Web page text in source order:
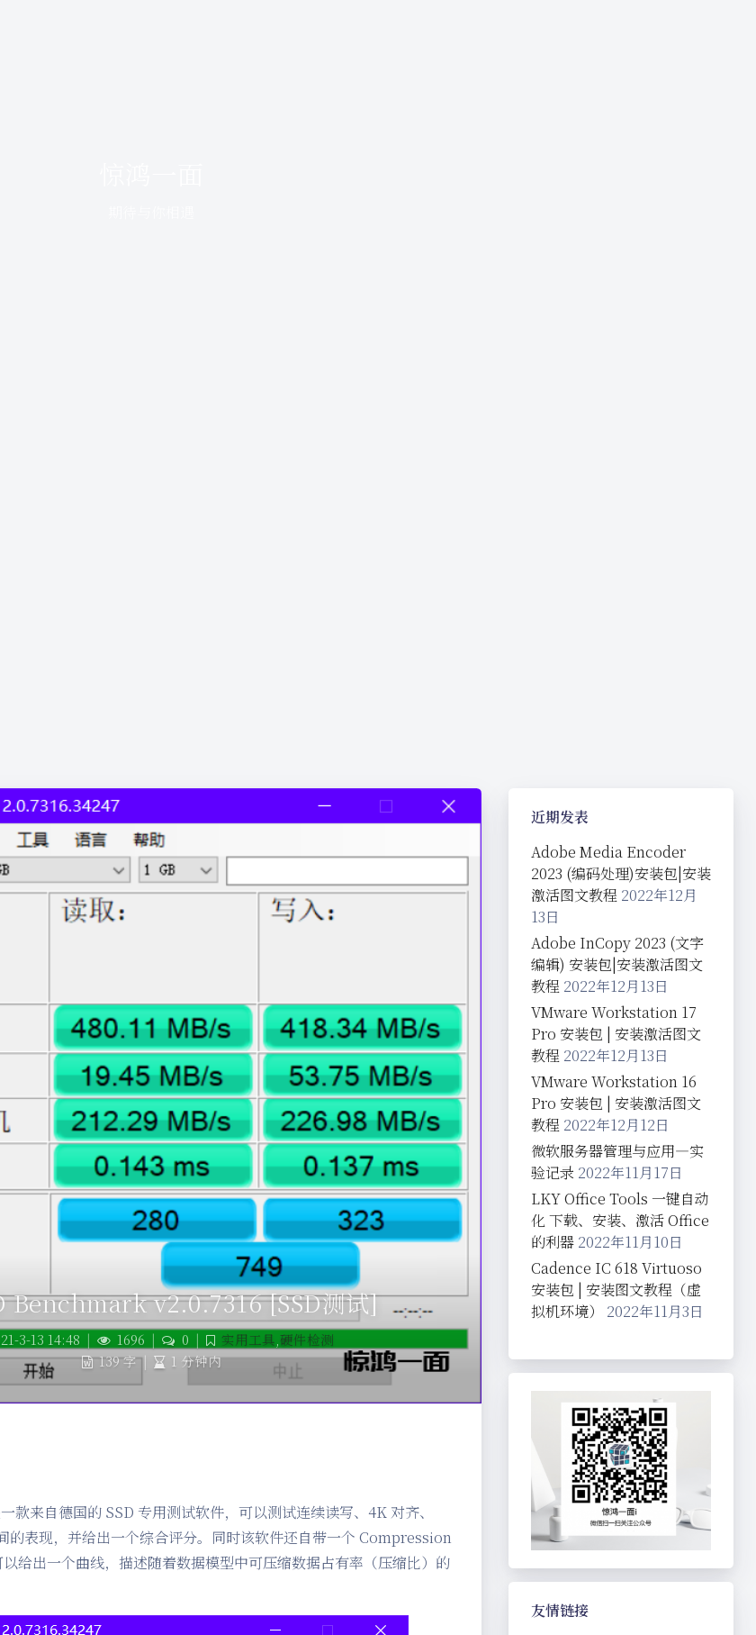
近期发表
Adobe Media Encoder
2023 (编码处理)安装包|安装
激活图文教程 2022年12月
13日
Adobe InCopy 2023 (文字
编辑) 安装包|安装激活图文
教程 2022年12月13日
VMware Workstation 17
Pro 安装包 | 安装激活图文
教程 2022年12月13日
VMware Workstation 16
Pro 安装包 | 安装激活图文
教程 2022年12月12日
微软服务器管理与应用—实
验记录 2022年11月17日
LKY Office Tools 一键自动
化 下载、安装、激活 Office
的利器 2022年11月10日
Cadence IC 618 Virtuoso
安装包 | 安装图文教程（虚
拟机环境）
2022年11月3日
友情链接
Benchmark v2.0.7316 [SSD测试]
3-13 14:48 | 1696 | 0 | 实用工具,硬件检测
139 字 | 1 分钟内
款来自德国的 SSD 专用测试软件，可以测试连续读写、4K 对齐、
的表现，并给出一个综合评分。同时该软件还自带一个 Compression
给出一个曲线，描述随着数据模型中可压缩数据占有率（压缩比）的